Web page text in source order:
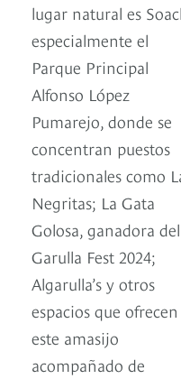
lugar natural es
especialmente el
Parque Principal
Alfonso López
Pumarejo, donde se
concentran puestos
tradicionales como
Negritas; La Gata
Golosa, ganadora del
Garulla Fest 2024;
Algarulla’s y otros
espacios que ofrecen
este amasijo
acompañado de